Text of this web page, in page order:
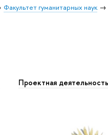
Факультет гуманитарных наук
Проектная деятельность